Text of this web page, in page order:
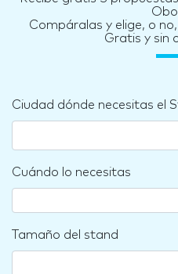
Compáralas y elige, o
Gratis y sin
Ciudad dónde necesitas el
Cuándo lo necesitas
Tamaño del stand